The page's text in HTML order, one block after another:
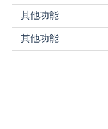
其他功能
其他功能